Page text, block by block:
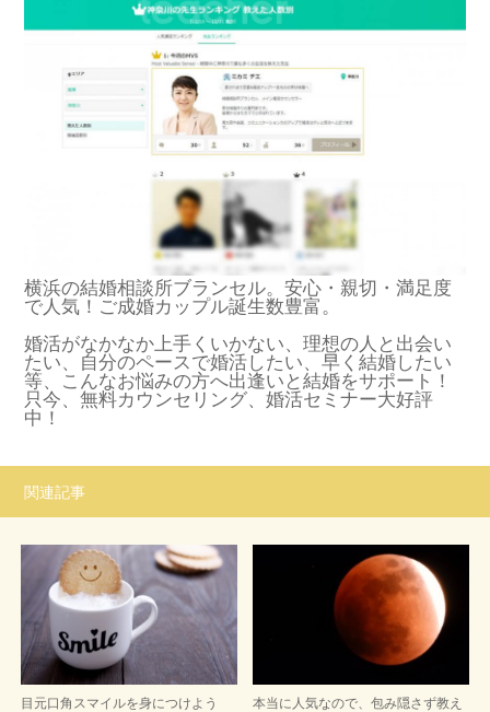
横浜の結婚相談所ブランセル。安心・親切・満足度
で人気！ご成婚カップル誕生数豊富。
婚活がなかなか上手くいかない、理想の人と出会い
たい、自分のペースで婚活したい、早く結婚したい
等、こんなお悩みの方へ出逢いと結婚をサポート！
只今、無料カウンセリング、婚活セミナー大好評
中！
関連記事
目元口角スマイルを身につけよう
本当に人気なので、包み隠さず教え